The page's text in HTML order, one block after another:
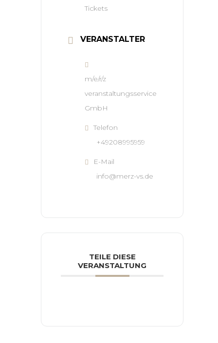
Tickets
VERANSTALTER
m/e/r/z
veranstaltungsservice
GmbH
Telefon
+49208995959
E-Mail
info@merz-vs.de
TEILE DIESE
VERANSTALTUNG